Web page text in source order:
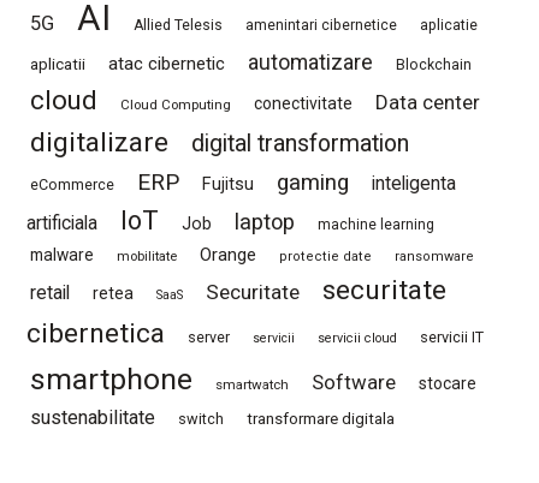
5G AI Allied Telesis amenintari cibernetice aplicatie
aplicatii atac cibernetic automatizare Blockchain
cloud Cloud Computing conectivitate Data center
digitalizare digital transformation
eCommerce ERP Fujitsu gaming
inteligenta
artificiala
IoT Job laptop machine learning
malware mobilitate Orange protectie date ransomware
retail retea SaaS Securitate
securitate
cibernetica
server servicii servicii cloud servicii IT
smartphone smartwatch Software stocare
sustenabilitate switch transformare digitala